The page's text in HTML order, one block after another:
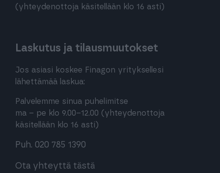
(yhteydenottoja käsitellään klo 16 asti)
Laskutus ja tilausmuutokset
Jos asiasi koskee Finagon yrityksellesi
lähettämää laskua:
Palvelemme sinua puhelimitse
ma – pe klo 9.00–12.00 (yhteydenottoja
käsitellään klo 16 asti)
Puh. 020 785 1390
Ota yhteyttä tästä